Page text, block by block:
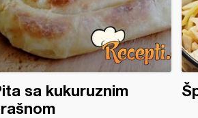
sa kukuruznim